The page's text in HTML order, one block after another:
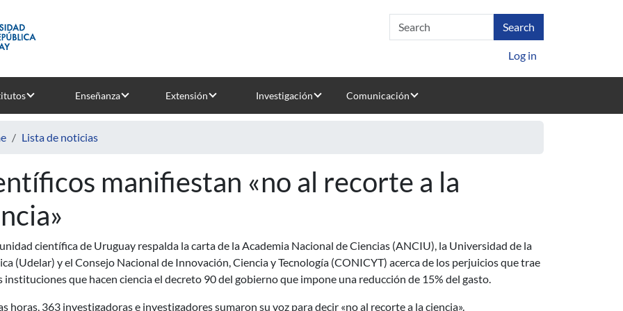
Log in
Enseñanza Extensión Investigación Comunicación
Lista de noticias
manifiestan «no al recorte a la
científica de Uruguay respalda la carta de la Academia Nacional de Ciencias (ANCIU), la Universidad de la
(Udelar) y el Consejo Nacional de Innovación, Ciencia y Tecnología (CONICYT) acerca de los perjuicios que trae
instituciones que hacen ciencia el decreto 90 del gobierno que impone una reducción de 15% del gasto.
horas, 363 investigadoras e investigadores sumaron su voz para decir «no al recorte a la ciencia».